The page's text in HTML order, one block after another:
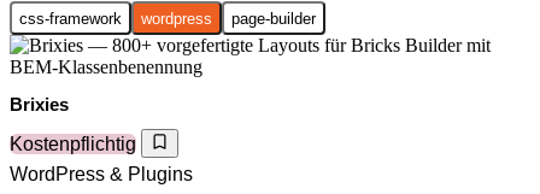
css-framework wordpress page-builder
Brixies
Kostenpflichtig
WordPress & Plugins